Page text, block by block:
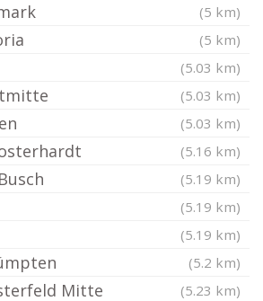
(5 km)
(5 km)
(5.03 km)
(5.03 km)
(5.03 km)
(5.16 km)
(5.19 km)
(5.19 km)
(5.19 km)
(5.2 km)
Mitte (5.23 km)